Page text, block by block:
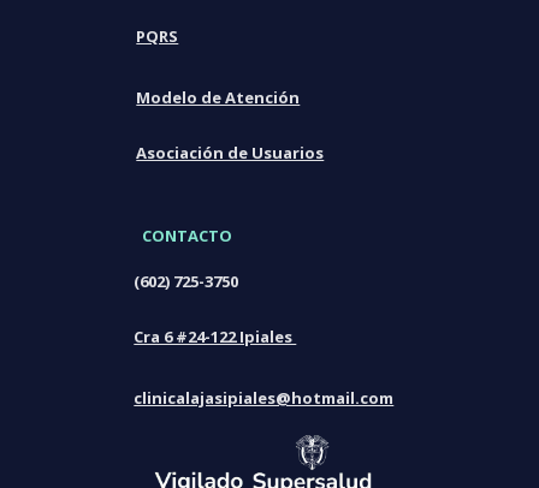
PQRS
Modelo de Atención
Asociación de Usuarios
CONTACTO
(602) 725-3750
Cra 6 #24-122 Ipiales
clinicalajasipiales@hotmail.com